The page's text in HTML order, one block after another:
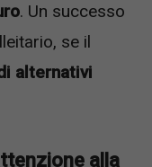
. Un successo
se il
alternativi
alla